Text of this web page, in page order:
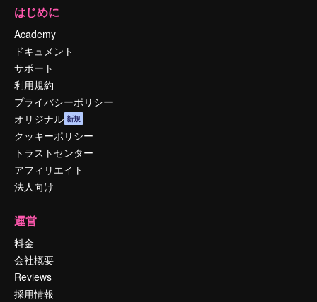
はじめに
Academy
ドキュメント
サポート
利用規約
プライバシーポリシー
オリジナル 新規
クッキーポリシー
トラストセンター
アフィリエイト
法人向け
運営
料金
会社概要
Reviews
採用情報